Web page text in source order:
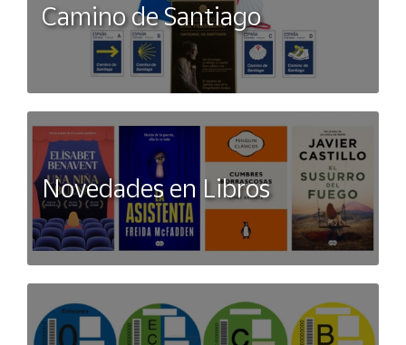
Camino de Santiago
Novedades en Libros